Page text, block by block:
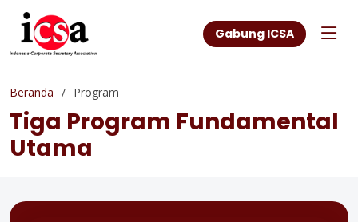
Gabung ICSA
Beranda Program
Tiga Program Fundamental
Utama